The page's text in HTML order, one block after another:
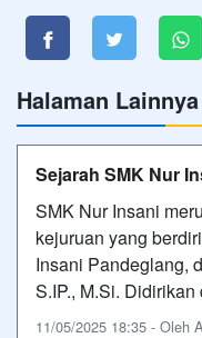
Halaman Lainnya
Sejarah SMK Nur
SMK Nur Insani
kejuruan yang
Insani Pandeglang,
S.IP., M.Si.
11/05/2025 18:35 - Oleh